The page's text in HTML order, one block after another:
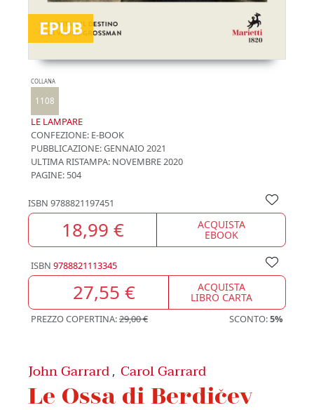
EPUB
COLLANA
1108
LE LAMPARE
CONFEZIONE: E-BOOK
PUBBLICAZIONE:GENNAIO 2021
ULTIMA RISTAMPA: NOVEMBRE 2020
PAGINE: 504
ISBN 9788821197451
18,99 € ACQUISTA
EBOOK
ISBN 9788821113345
27,55 € ACQUISTA
LIBRO CARTA
PREZZO COPERTINA:29,00 € SCONTO:5%
John Garrard , Carol Garrard
Le Ossa di Berdičev